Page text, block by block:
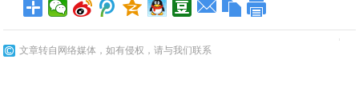
文章转自网络媒体，如有侵权，请与我们联系